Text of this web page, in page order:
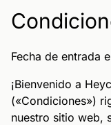
Fecha de entrada
¡Bienvenido a
(«Condiciones»)
nuestro sitio web,